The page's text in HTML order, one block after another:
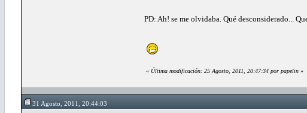
PD: Ah! se me olvidaba. Qué desconsiderado...
« Última modificación: 25 Agosto, 2011, 20:47:34 por papelin »
31 Agosto, 2011, 20:44:03